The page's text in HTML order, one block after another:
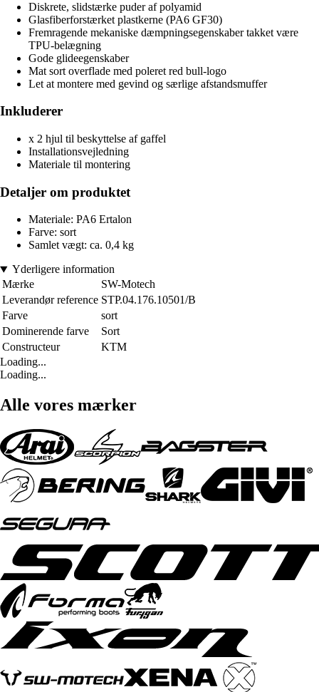
Diskrete, slidstærke puder af polyamid
Glasfiberforstærket plastkerne (PA6 GF30)
Fremragende mekaniske dæmpningsegenskaber takket være
TPU-belægning
Gode glideegenskaber
Mat sort overflade med poleret red bull-logo
Let at montere med gevind og særlige afstandsmuffer
Inkluderer
x 2 hjul til beskyttelse af gaffel
Installationsvejledning
Materiale til montering
Detaljer om produktet
Materiale: PA6 Ertalon
Farve: sort
Samlet vægt: ca. 0,4 kg
Yderligere information
Mærke
SW-Motech
Leverandør reference STP.04.176.10501/B
Farve
sort
Dominerende farve
Sort
Constructeur
KTM
Loading...
Loading...
Alle vores mærker